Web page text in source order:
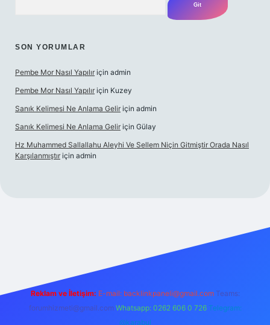
SON YORUMLAR
Pembe Mor Nasıl Yapılır için admin
Pembe Mor Nasıl Yapılır için Kuzey
Sanık Kelimesi Ne Anlama Gelir için admin
Sanık Kelimesi Ne Anlama Gelir için Gülay
Hz Muhammed Sallallahu Aleyhi Ve Sellem Niçin Gitmiştir Orada Nasıl
Karşılanmıştır için admin
Reklam ve İletişim: E-mail: backlinkpaneli@gmail.com Teams:
forumhizmeti@gmail.com Whatsapp: 0262 606 0 726 Telegram:
@karabul